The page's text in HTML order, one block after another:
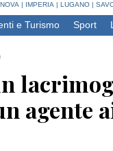
| IMPERIA | LUGANO |
e Turismo Sport
agente